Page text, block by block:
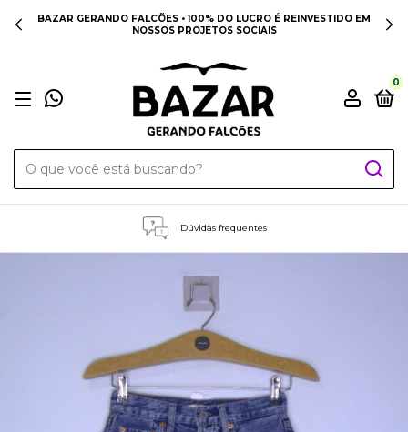
BAZAR GERANDO FALCÕES • 100% DO LUCRO É REINVESTIDO EM
NOSSOS PROJETOS SOCIAIS
0
Dúvidas frequentes